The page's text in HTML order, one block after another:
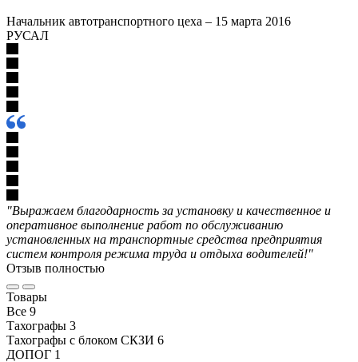
Начальник автотранспортного цеха – 15 марта 2016
РУСАЛ
"Выражаем благодарность за установку и качественное и
оперативное выполнение работ по обслуживанию
установленных на транспортные средства предприятия
систем контроля режима труда и отдыха водителей!"
Отзыв полностью
Товары
Все 9
Тахографы 3
Тахографы с блоком СКЗИ 6
ДОПОГ 1